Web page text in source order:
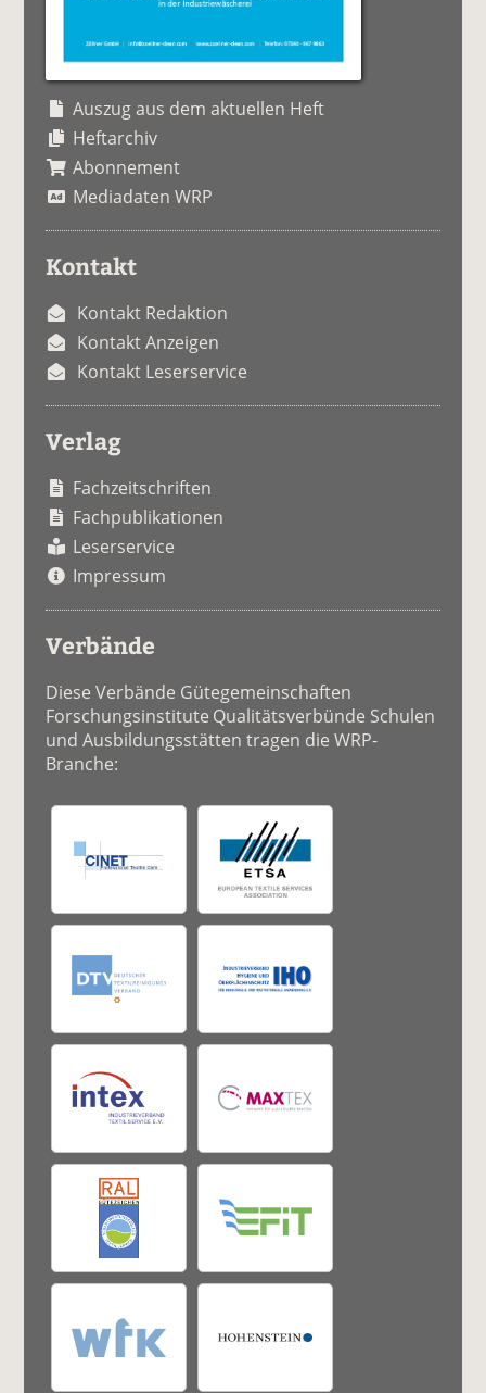
Auszug aus dem aktuellen Heft
Heftarchiv
Abonnement
Mediadaten WRP
Kontakt
Kontakt Redaktion
Kontakt Anzeigen
Kontakt Leserservice
Verlag
Fachzeitschriften
Fachpublikationen
Leserservice
Impressum
Verbände
Diese Verbände Gütegemeinschaften
Forschungsinstitute Qualitätsverbünde Schulen
und Ausbildungsstätten tragen die WRP-
Branche: